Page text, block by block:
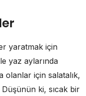
yaratmak için
yaz aylarında
olanlar için salatalık,
ki, sıcak bir